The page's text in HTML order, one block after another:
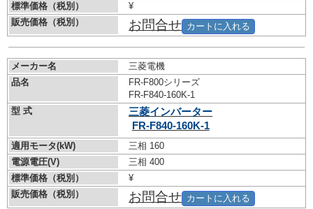
標準価格（税別）
¥
販売価格（税別）
お問合せ カートに入れる
メーカー名
三菱電機
品名
FR-F800シリーズ
FR-F840-160K-1
型 式
三菱インバーター
FR-F840-160K-1
適用モータ(kW)
三相 160
電源電圧(V)
三相 400
標準価格（税別）
¥
販売価格（税別）
お問合せ カートに入れる